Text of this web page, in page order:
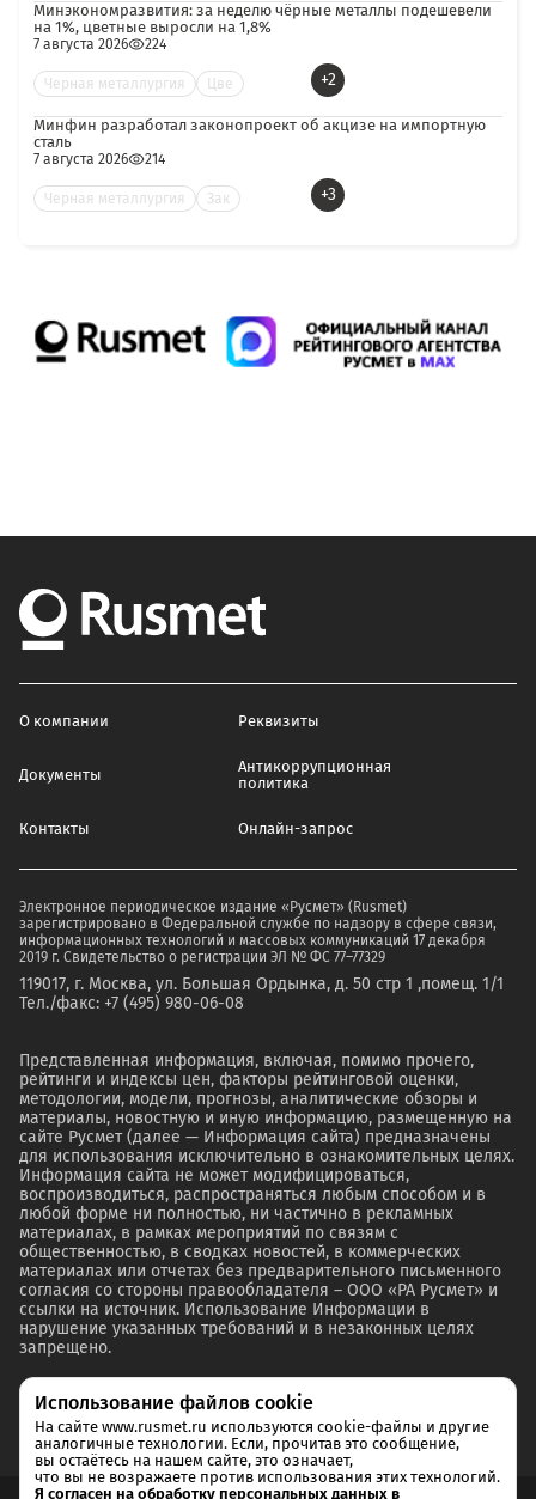
Минэкономразвития: за неделю чёрные металлы подешевели
на 1%, цветные выросли на 1,8%
7 августа 2026 224
Черная металлургия Цве +2
Минфин разработал законопроект об акцизе на импортную
сталь
7 августа 2026 214
Черная металлургия Зак +3
О компании Реквизиты
Документы
Антикоррупционная
политика
Контакты Онлайн-запрос
Электронное периодическое издание «Русмет» (Rusmet)
зарегистрировано в Федеральной службе по надзору в сфере связи,
информационных технологий и массовых коммуникаций 17 декабря
2019 г. Свидетельство о регистрации ЭЛ № ФС 77–77329
119017, г. Москва, ул. Большая Ордынка, д. 50 стр 1 ,помещ. 1/1
Тел./факс: +7 (495) 980-06-08
Представленная информация, включая, помимо прочего,
рейтинги и индексы цен, факторы рейтинговой оценки,
методологии, модели, прогнозы, аналитические обзоры и
материалы, новостную и иную информацию, размещенную на
сайте Русмет (далее — Информация сайта) предназначены
для использования исключительно в ознакомительных целях.
Информация сайта не может модифицироваться,
воспроизводиться, распространяться любым способом и в
любой форме ни полностью, ни частично в рекламных
материалах, в рамках мероприятий по связям с
общественностью, в сводках новостей, в коммерческих
материалах или отчетах без предварительного письменного
согласия со стороны правообладателя – ООО «РА Русмет» и
ссылки на источник. Использование Информации в
нарушение указанных требований и в незаконных целях
запрещено.
Использование файлов cookie
На сайте www.rusmet.ru используются cookie-файлы и другие
аналогичные технологии. Если, прочитав это сообщение,
вы остаётесь на нашем сайте, это означает,
что вы не возражаете против использования этих технологий.
Я согласен на обработку персональных данных в